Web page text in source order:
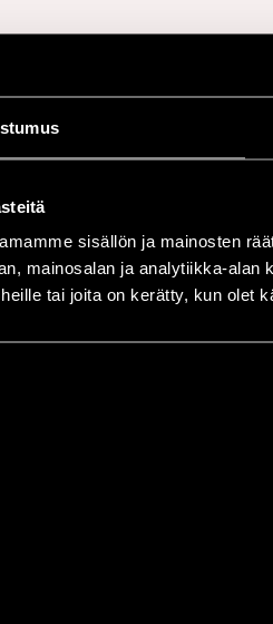
sisällön ja mainosten
mainosalan ja analytiikka-
tai joita on kerätty, kun olet